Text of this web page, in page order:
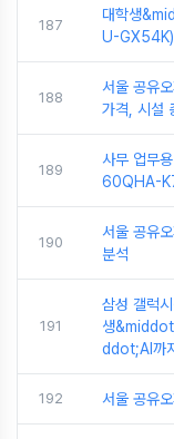
187
대학생
U-GX54K)
188
서울 공유
가격, 시설
189
사무 업무
60QHA-
190
서울 공유
분석
191
삼성 갤럭
생
ddot;AI까
192 서울 공유